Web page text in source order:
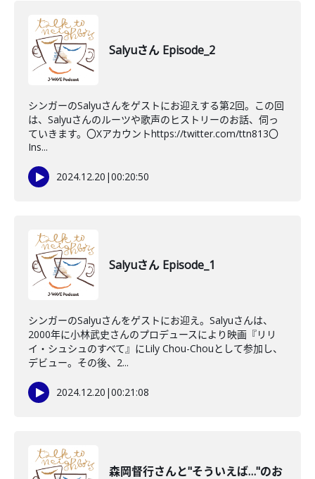
Salyuさん Episode_2
シンガーのSalyuさんをゲストにお迎えする第2回。この回
は、Salyuさんのルーツや歌声のヒストリーのお話、伺っ
ていきます。〇Xアカウントhttps://twitter.com/ttn813〇
Ins...
2024.12.20 |00:20:50
Salyuさん Episode_1
シンガーのSalyuさんをゲストにお迎え。Salyuさんは、
2000年に小林武史さんのプロデュースにより映画『リリ
イ・シュシュのすべて』にLily Chou-Chouとして参加し、
デビュー。その後、2...
2024.12.20 |00:21:08
森岡督行さんと"そういえば…"のお